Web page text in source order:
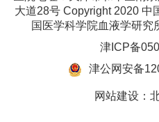
大道28号 Copyright 2020 中
国医学科学院血液学研究
津ICP备
津公网安备
网站建设 ：